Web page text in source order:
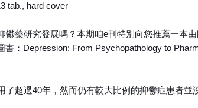
tab., hard cover
鬱藥研究發展嗎？本期咱e刊特別向您推薦一本
書：Depression: From Psychopathology to
了超過40年，然而仍有較大比例的抑鬱症患者並